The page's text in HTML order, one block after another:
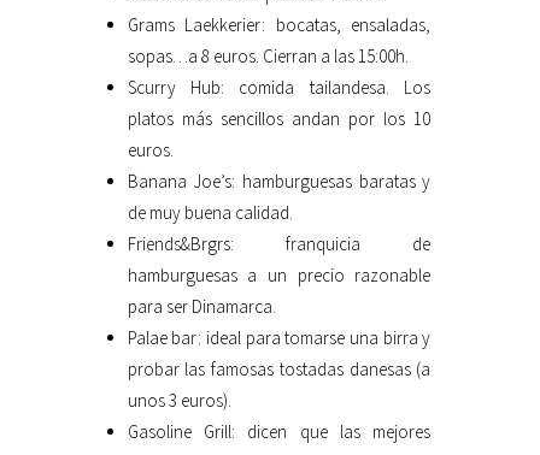
Grams Laekkerier: bocatas, ensaladas,
sopas…a 8 euros. Cierran a las 15:00h.
Scurry Hub: comida tailandesa. Los
platos más sencillos andan por los 10
euros.
Banana Joe’s: hamburguesas baratas y
de muy buena calidad.
Friends&Brgrs: franquicia de
hamburguesas a un precio razonable
para ser Dinamarca.
Palae bar: ideal para tomarse una birra y
probar las famosas tostadas danesas (a
unos 3 euros).
Gasoline Grill: dicen que las mejores